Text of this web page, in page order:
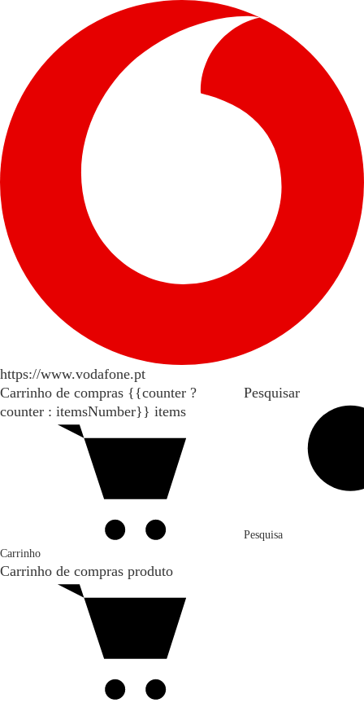
https://www.vodafone.pt
Carrinho de compras {{counter ?
counter : itemsNumber}} items
Carrinho
Carrinho de compras produto
Pesquisar
Pesquisa